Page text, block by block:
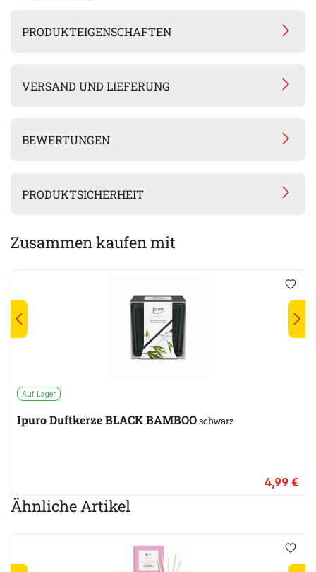
PRODUKTEIGENSCHAFTEN
VERSAND UND LIEFERUNG
BEWERTUNGEN
PRODUKTSICHERHEIT
Zusammen kaufen mit
Auf Lager
Ipuro Duftkerze BLACK BAMBOOschwarz
4,99 €
Ähnliche Artikel